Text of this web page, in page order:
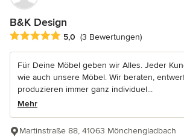
B&K Design
Durchschnittliche Bewertung: 5 von 5
5,0 (3 Bewertungen)
Für Deine Möbel geben wir Alles. Jeder
wie auch unsere Möbel. Wir beraten,
produzieren immer ganz individuel...
Mehr
Martinstraße 88, 41063 Mönchengladbach